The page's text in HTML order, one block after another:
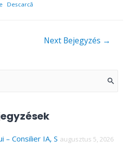
Descarcă
Next Bejegyzés →
– Consilier IA, S augusztus 5, 2026